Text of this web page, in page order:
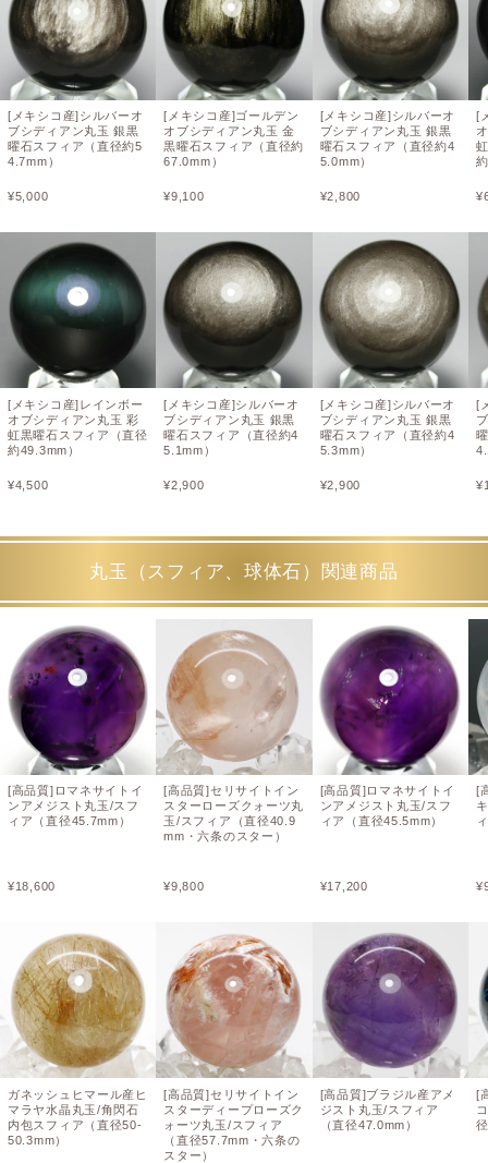
[メキシコ産]シルバーオ
ブシディアン丸玉 銀黒
曜石スフィア（直径約5
4.7mm）
¥5,000
[メキシコ産]レインボー
オブシディアン丸玉 彩
虹黒曜石スフィア（直径
約49.3mm）
¥4,500
[メキシコ産]ゴールデン
オブシディアン丸玉 金
黒曜石スフィア（直径約
67.0mm）
¥9,100
[メキシコ産]シルバーオ
ブシディアン丸玉 銀黒
曜石スフィア（直径約4
5.1mm）
¥2,900
[メキシコ産]シルバーオ
ブシディアン丸玉 銀黒
曜石スフィア（直径約4
5.0mm）
¥2,800
[メキシコ産]シルバーオ
ブシディアン丸玉 銀黒
曜石スフィア（直径約4
5.3mm）
¥2,900
[
¥
[
¥
丸玉（スフィア、球体石）関連商品
[高品質]ロマネサイトイ
ンアメジスト丸玉/スフ
ィア（直径45.7mm）
¥18,600
ガネッシュヒマール産ヒ
マラヤ水晶丸玉/角閃石
内包スフィア（直径50-
50.3mm）
[高品質]セリサイトイン
スターローズクォーツ丸
玉/スフィア（直径40.9
mm・六条のスター）
¥9,800
[高品質]セリサイトイン
スターディープローズク
ォーツ丸玉/スフィア
（直径57.7mm・六条の
スター）
[高品質]ロマネサイトイ
ンアメジスト丸玉/スフ
ィア（直径45.5mm）
¥17,200
[高品質]ブラジル産アメ
ジスト丸玉/スフィア
（直径47.0mm）
[
¥
[